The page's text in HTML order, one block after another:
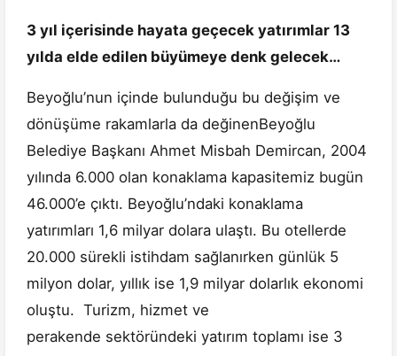
3 yıl içerisinde hayata geçecek yatırımlar 13
yılda elde edilen büyümeye denk gelecek…
Beyoğlu’nun içinde bulunduğu bu değişim ve
dönüşüme rakamlarla da değinenBeyoğlu
Belediye Başkanı Ahmet Misbah Demircan, 2004
yılında 6.000 olan konaklama kapasitemiz bugün
46.000’e çıktı. Beyoğlu’ndaki konaklama
yatırımları 1,6 milyar dolara ulaştı. Bu otellerde
20.000 sürekli istihdam sağlanırken günlük 5
milyon dolar, yıllık ise 1,9 milyar dolarlık ekonomi
oluştu. Turizm, hizmet ve
perakende sektöründeki yatırım toplamı ise 3